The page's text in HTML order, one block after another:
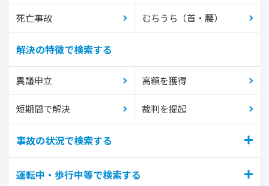
死亡事故 むちうち（首・腰）
解決の特徴で検索する
異議申立 高額を獲得
短期間で解決 裁判を提起
事故の状況で検索する
運転中・歩行中等で検索する